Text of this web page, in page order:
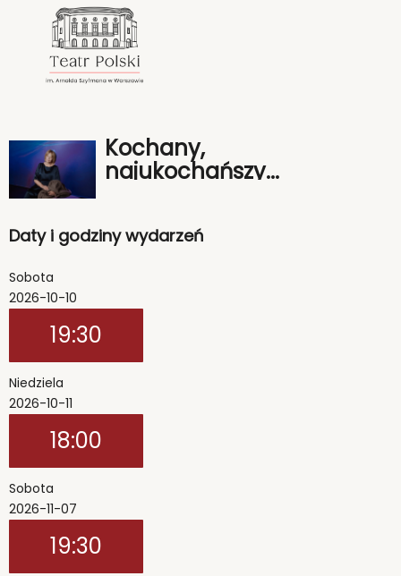
Kochany,
najukochańszy...
Daty i godziny wydarzeń
Sobota
2026-10-10
19:30
Niedziela
2026-10-11
18:00
Sobota
2026-11-07
19:30